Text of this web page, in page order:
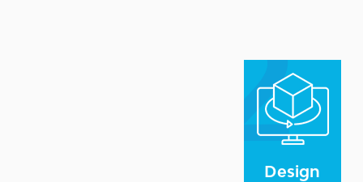
2
Design
2
Design
Unsere Designer setzen Ihr Briefing in einen
individuellen 3D-Entwurf um. Sie erhalten den
Entwurf, geben uns Ihr Feedback, und wir passen an,